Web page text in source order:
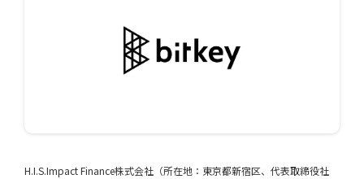
H.I.S.Impact Finance株式会社（所在地：東京都新宿区、代表取締役社